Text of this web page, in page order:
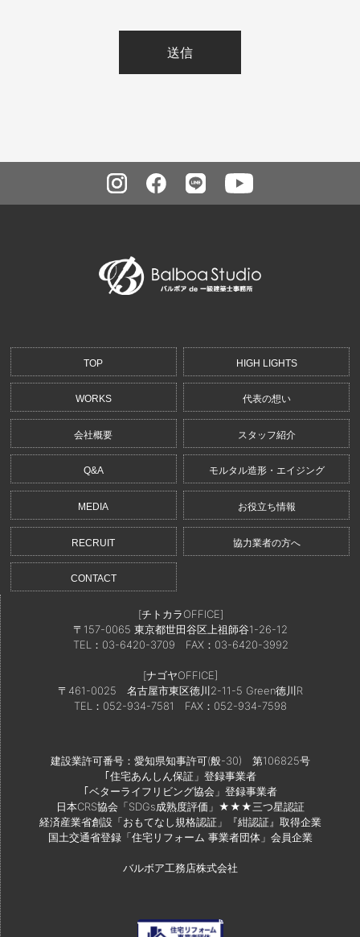
TOP HIGH LIGHTS
WORKS 代表の想い
会社概要 スタッフ紹介
Q&A モルタル造形・エイジング
MEDIA お役立ち情報
RECRUIT 協力業者の方へ
CONTACT
[チトカラOFFICE]
〒157-0065 東京都世田谷区上祖師谷1-26-12
TEL：03-6420-3709 FAX：03-6420-3992
[ナゴヤOFFICE]
〒461-0025 名古屋市東区徳川2-11-5 Green徳川R
TEL：052-934-7581
FAX：052-934-7598
建設業許可番号：愛知県知事許可(般-30) 第106825号
｢住宅あんしん保証」登録事業者
｢ベターライフリビング協会」登録事業者
日本CRS協会「SDGs成熟度評価」★★★三つ星認証
経済産業省創設「おもてなし規格認証」『紺認証』取得企業
国土交通省登録「住宅リフォーム 事業者団体」会員企業
バルボア工務店株式会社